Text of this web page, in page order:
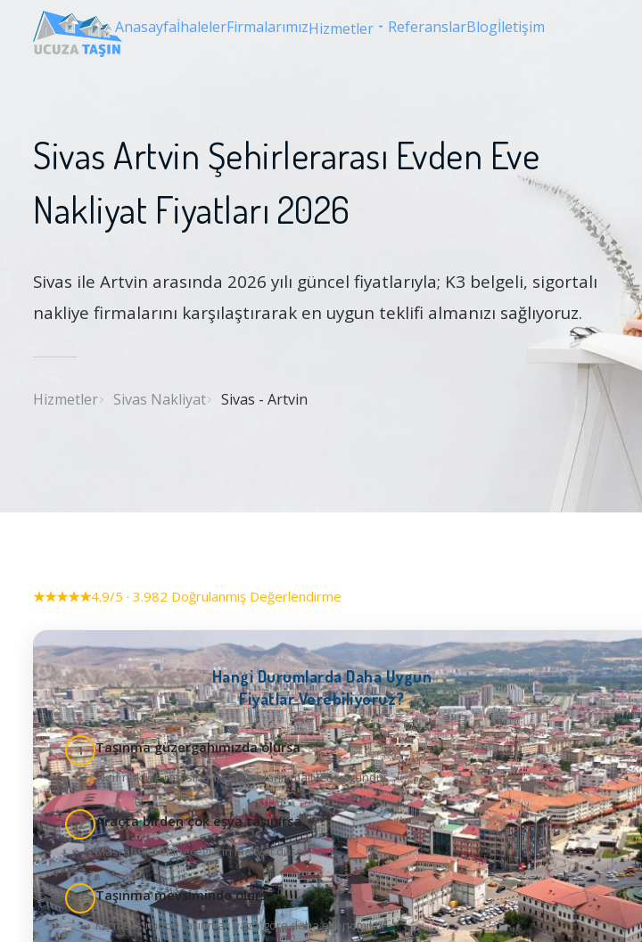
AnasayfaİhalelerFirmalarımızHizmetler ReferanslarBlogİletişim
Sivas Artvin Şehirlerarası Evden Eve
Nakliyat Fiyatları 2026
Sivas ile Artvin arasında 2026 yılı güncel fiyatlarıyla; K3 belgeli, sigortalı
nakliye firmalarını karşılaştırarak en uygun teklifi almanızı sağlıyoruz.
Hizmetler Sivas Nakliyat Sivas - Artvin
★★★★★4.9/5 · 3.982 Doğrulanmış Değerlendirme
Hangi Durumlarda Daha Uygun
Fiyatlar Verebiliyoruz?
1 Taşınma güzergahımızda olursa
Aktif nakliye rotasındaki taşımaların maliyeti uygundur
2 Araçta birden çok eşya taşınırsa
Masraflar bölüneceği için maliyet düşer
3 Taşınma mevsiminde olursa
Kış mevsiminde taşınmak yaza göre daha ekonomiktir